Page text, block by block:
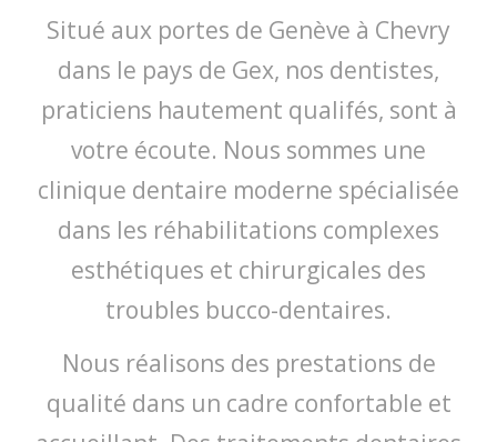
Situé aux portes de Genève à Chevry
dans le pays de Gex, nos dentistes,
praticiens hautement qualifés, sont à
votre écoute. Nous sommes une
clinique dentaire moderne spécialisée
dans les réhabilitations complexes
esthétiques et chirurgicales des
troubles bucco-dentaires.
Nous réalisons des prestations de
qualité dans un cadre confortable et